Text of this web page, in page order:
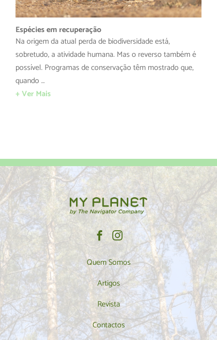
Espécies em recuperação
Na origem da atual perda de biodiversidade está,
sobretudo, a atividade humana. Mas o reverso também é
possível. Programas de conservação têm mostrado que,
quando …
+ Ver Mais
Quem Somos
Artigos
Revista
Contactos